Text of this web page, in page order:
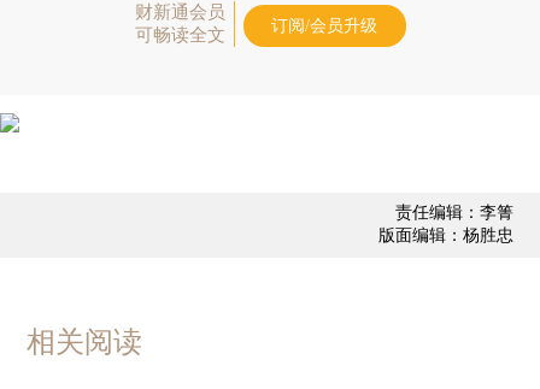
财新通会员
可畅读全文
订阅/会员升级
责任编辑：李箐
版面编辑：杨胜忠
相关阅读